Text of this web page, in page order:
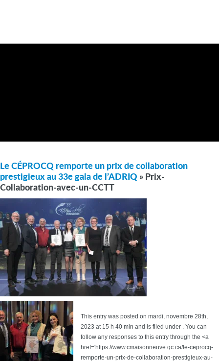
Le CÉPROCQ remporte un prix de collaboration
prestigieux au 33e gala de l’ADRIQ » Prix-
Collaboration-avec-un-CCTT
This entry was posted on mardi, novembre 28th,
2023 at 15 h 40 min and is filed under . You can
follow any responses to this entry through the <a
href='https://www.cmaisonneuve.qc.ca/le-ceprocq-
remporte-un-prix-de-collaboration-prestigieux-au-